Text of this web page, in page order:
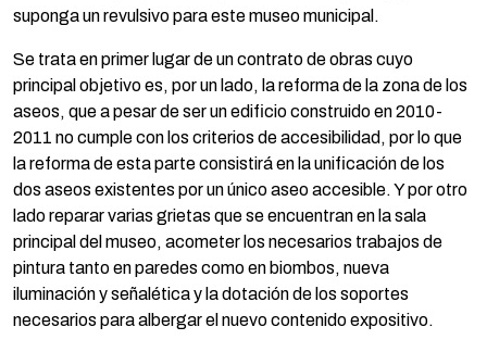
suponga un revulsivo para este museo municipal.
Se trata en primer lugar de un contrato de obras cuyo
principal objetivo es, por un lado, la reforma de la zona de los
aseos, que a pesar de ser un edificio construido en 2010-
2011 no cumple con los criterios de accesibilidad, por lo que
la reforma de esta parte consistirá en la unificación de los
dos aseos existentes por un único aseo accesible. Y por otro
lado reparar varias grietas que se encuentran en la sala
principal del museo, acometer los necesarios trabajos de
pintura tanto en paredes como en biombos, nueva
iluminación y señalética y la dotación de los soportes
necesarios para albergar el nuevo contenido expositivo.